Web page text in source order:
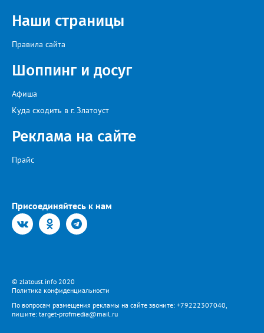
Наши страницы
Правила сайта
Шоппинг и досуг
Афиша
Куда сходить в г. Златоуст
Реклама на сайте
Прайс
Присоединяйтесь к нам
© zlatoust.info 2020
Политика конфиденциальности
По вопросам размещения рекламы на сайте звоните: +79222307040,
пишите: target-profmedia@mail.ru